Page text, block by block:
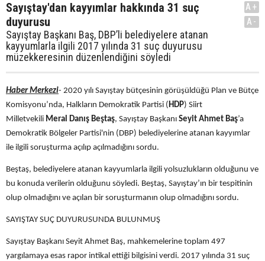
Sayıştay'dan kayyımlar hakkında 31 suç
duyurusu
Sayıştay Başkanı Baş, DBP’li belediyelere atanan
kayyumlarla ilgili 2017 yılında 31 suç duyurusu
müzekkeresinin düzenlendiğini söyledi
A+
A-
Haber Merkezi- 2020 yılı Sayıştay bütçesinin görüşüldüğü Plan ve Bütçe
Komisyonu’nda, Halkların Demokratik Partisi (HDP) Siirt
Milletvekili Meral Danış Beştaş, Sayıştay Başkanı Seyit Ahmet Baş’a
Demokratik Bölgeler Partisi'nin (DBP) belediyelerine atanan kayyımlar
ile ilgili soruşturma açılıp açılmadığını sordu.
Beştaş, belediyelere atanan kayyumlarla ilgili yolsuzlukların olduğunu ve
bu konuda verilerin olduğunu söyledi. Beştaş, Sayıştay’ın bir tespitinin
olup olmadığını ve açılan bir soruşturmanın olup olmadığını sordu.
SAYIŞTAY SUÇ DUYURUSUNDA BULUNMUŞ
Sayıştay Başkanı Seyit Ahmet Baş, mahkemelerine toplam 497
yargılamaya esas rapor intikal ettiği bilgisini verdi. 2017 yılında 31 suç